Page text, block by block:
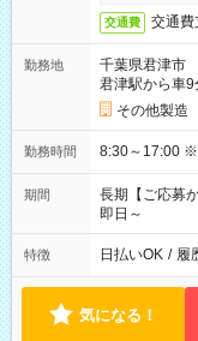
交通費 交通費
勤務地
千葉県君津市
君津駅から車9
その他製造
勤務時間
期間
長期【ご応募
即日～
特徴 日払いOK / 履
気になる！